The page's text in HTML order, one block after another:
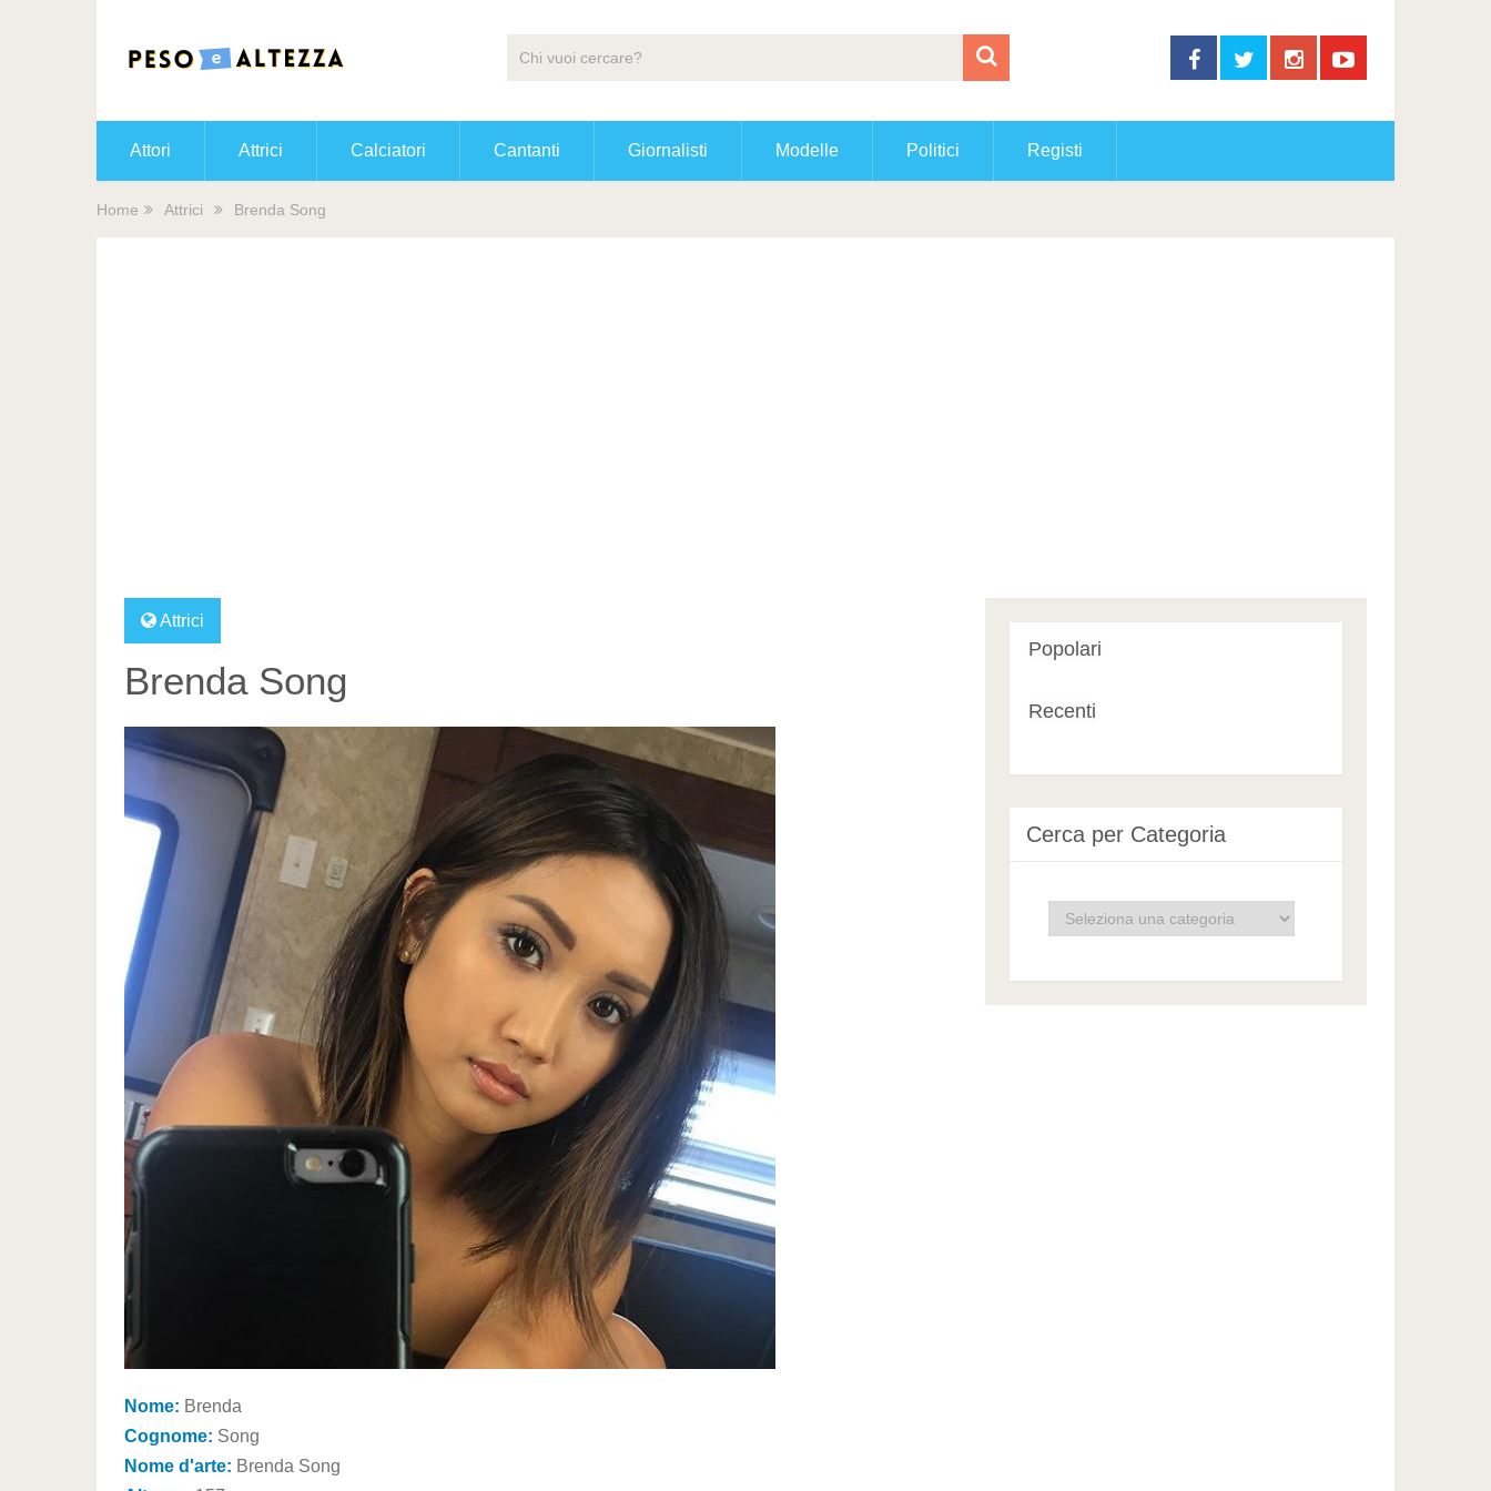
Attori Attrici Calciatori Cantanti Giornalisti Modelle Politici Registi
Home Attrici Brenda Song
Attrici
Brenda Song
Nome: Brenda
Cognome: Song
Nome d'arte: Brenda Song
Popolari
Recenti
Cerca per Categoria
Cerca
per